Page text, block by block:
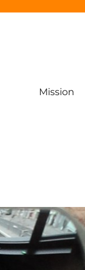
Mission